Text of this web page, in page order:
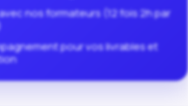
nos formateurs (12 fois 2h par
pour vos livrables et